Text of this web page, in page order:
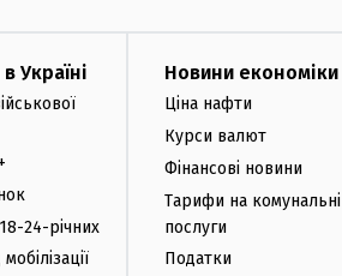
Україні
24-річних
Новини економіки
Ціна нафти
Курси валют
Фінансові новини
Тарифи на комунальні
послуги
Податки